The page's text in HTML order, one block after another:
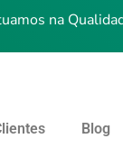
na
Blog